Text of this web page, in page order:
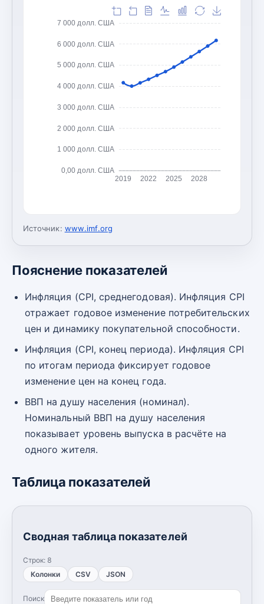
0,00 долл. США
1 000 долл. США
2 000 долл. США
3 000 долл. США
4 000 долл. США
5 000 долл. США
6 000 долл. США
7 000 долл. США
2019 2022 2025 2028
Источник: www.imf.org
Пояснение показателей
Инфляция (CPI, среднегодовая). Инфляция CPI
отражает годовое изменение потребительских
цен и динамику покупательной способности.
Инфляция (CPI, конец периода). Инфляция CPI
по итогам периода фиксирует годовое
изменение цен на конец года.
ВВП на душу населения (номинал).
Номинальный ВВП на душу населения
показывает уровень выпуска в расчёте на
одного жителя.
Таблица показателей
Сводная таблица показателей
Строк: 8
Колонки
CSV JSON
Поиск